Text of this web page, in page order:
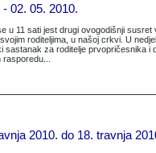
02. 05. 2010.
u 11 sati jest drugi ovogodišnji
roditeljima, u našoj crkvi. U
sastanak za roditelje prvopričesnika
2010. do 18. travnja